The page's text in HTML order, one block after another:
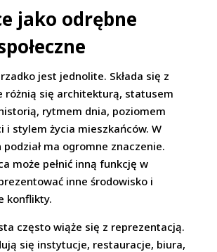
jako odrębne
jest jednolite. Składa się z
różnią się architekturą, statusem
rytmem dnia, poziomem
i stylem życia mieszkańców. W
ma ogromne znaczenie.
może pełnić inną funkcję w
inne środowisko i
konflikty.
często wiąże się z reprezentacją.
się instytucje, restauracje, biura,